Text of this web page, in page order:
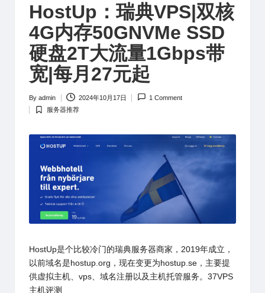
HostUp：瑞典VPS|双核
4G内存50GNVMe SSD
硬盘2T大流量1Gbps带
宽|每月27元起
Posted
by
By admin 2024年10月17日 1 Comment
Posted
服务器推荐
HostUp是个比较冷门的瑞典服务器商家，2019年成立，
以前域名是hostup.org，现在变更为hostup.se，主要提
供虚拟主机、vps、域名注册以及主机托管服务。37VPS
主机评测